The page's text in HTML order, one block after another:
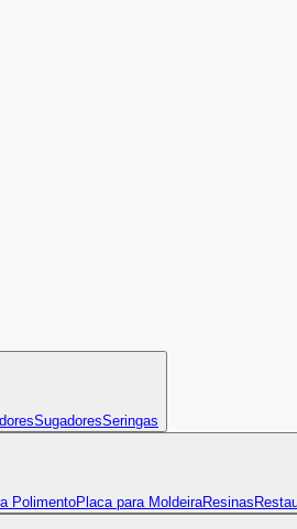
SugadoresSeringas
PolimentoPlaca para MoldeiraResinas